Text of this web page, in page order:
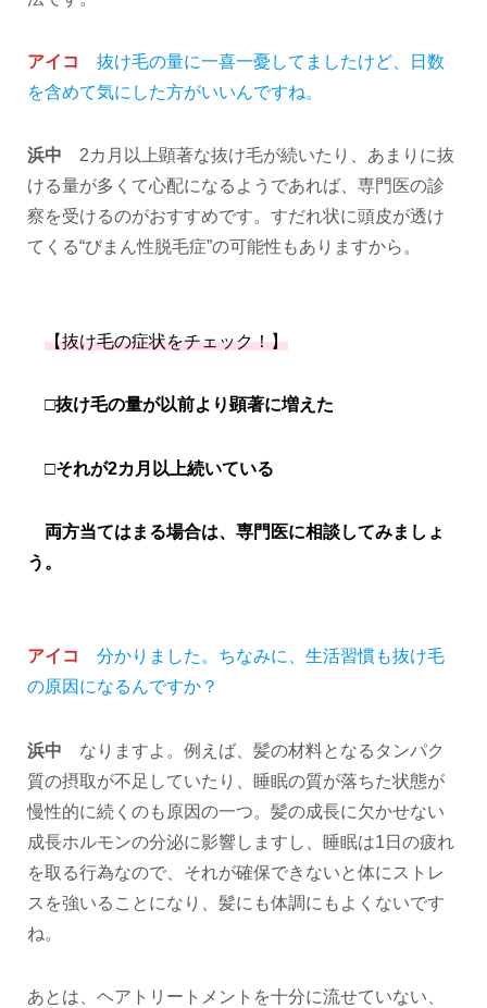
アイコ
抜け毛の量に一喜一憂してましたけど、日数
を含めて気にした方がいいんですね。
浜中 2カ月以上顕著な抜け毛が続いたり、あまりに抜
ける量が多くて心配になるようであれば、専門医の診
察を受けるのがおすすめです。すだれ状に頭皮が透け
てくる“びまん性脱毛症”の可能性もありますから。
【抜け毛の症状をチェック！】
□抜け毛の量が以前より顕著に増えた
□それが2カ月以上続いている
両方当てはまる場合は、専門医に相談してみましょ
う。
アイコ
分かりました。ちなみに、生活習慣も抜け毛
の原因になるんですか？
浜中 なりますよ。例えば、髪の材料となるタンパク
質の摂取が不足していたり、睡眠の質が落ちた状態が
慢性的に続くのも原因の一つ。髪の成長に欠かせない
成長ホルモンの分泌に影響しますし、睡眠は1日の疲れ
を取る行為なので、それが確保できないと体にストレ
スを強いることになり、髪にも体調にもよくないです
ね。
あとは、ヘアトリートメントを十分に流せていない、